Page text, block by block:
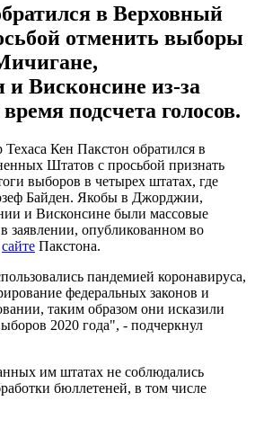
в Верховный
отменить выборы
Висконсине из-за
подсчета голосов.
Кен Пакстон обратился в
Штатов с просьбой признать
выборов в четырех штатах, где
Байден. Якобы в Джорджии,
и Висконсине были массовые
заявлении, опубликованном во
сайте Пакстона.
пандемией коронавируса,
федеральных законов и
таким образом они исказили
2020 года", - подчеркнул
им штатах не соблюдались
бюллетеней, в том числе